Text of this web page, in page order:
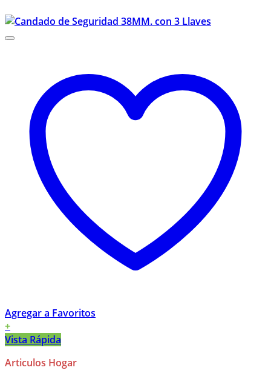
Agregar a Favoritos
+
Vista Rápida
Articulos Hogar